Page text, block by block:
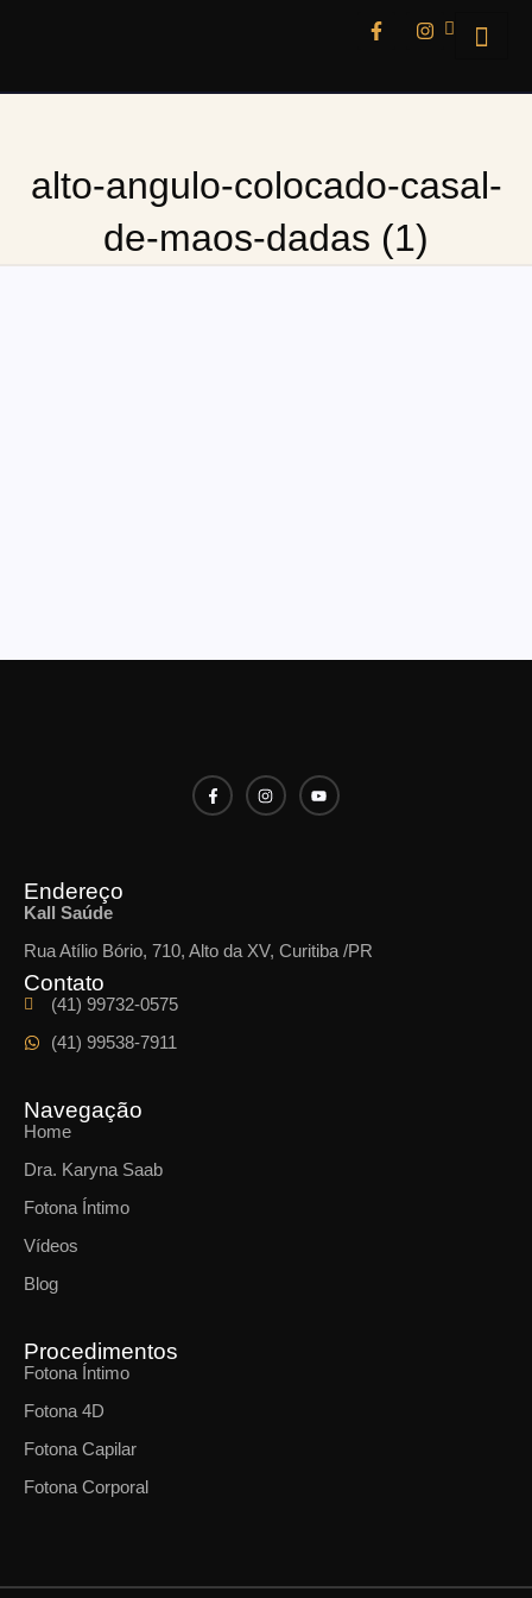
alto-angulo-colocado-casal-
de-maos-dadas (1)
Endereço
Kall Saúde
Rua Atílio Bório, 710, Alto da XV, Curitiba /PR
Contato
(41) 99732-0575
(41) 99538-7911
Navegação
Home
Dra. Karyna Saab
Fotona Íntimo
Vídeos
Blog
Procedimentos
Fotona Íntimo
Fotona 4D
Fotona Capilar
Fotona Corporal